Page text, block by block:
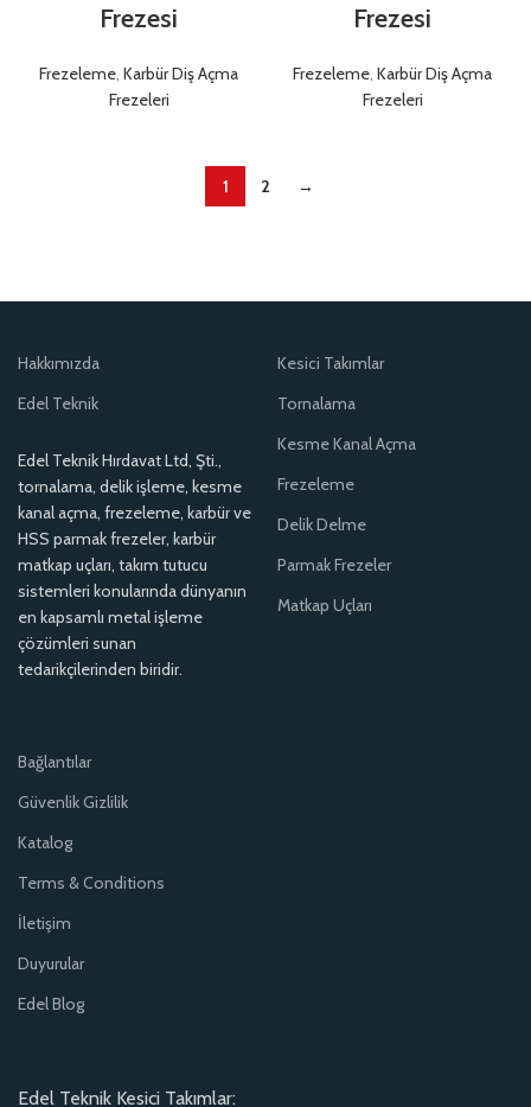
Frezesi
Frezeleme, Karbür Diş Açma
Frezeleri
Frezesi
Frezeleme, Karbür Diş Açma
Frezeleri
1 2 →
Hakkımızda
Edel Teknik
Edel Teknik Hırdavat Ltd, Şti.,
tornalama, delik işleme, kesme
kanal açma, frezeleme, karbür ve
HSS parmak frezeler, karbür
matkap uçları, takım tutucu
sistemleri konularında dünyanın
en kapsamlı metal işleme
çözümleri sunan
tedarikçilerinden biridir.
Kesici Takımlar
Tornalama
Kesme Kanal Açma
Frezeleme
Delik Delme
Parmak Frezeler
Matkap Uçları
Bağlantılar
Güvenlik Gizlilik
Katalog
Terms & Conditions
İletişim
Duyurular
Edel Blog
Edel Teknik Kesici Takımlar: